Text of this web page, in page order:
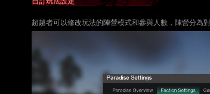
超越者可以修改玩法的陣營模式和參與人數，陣營分為